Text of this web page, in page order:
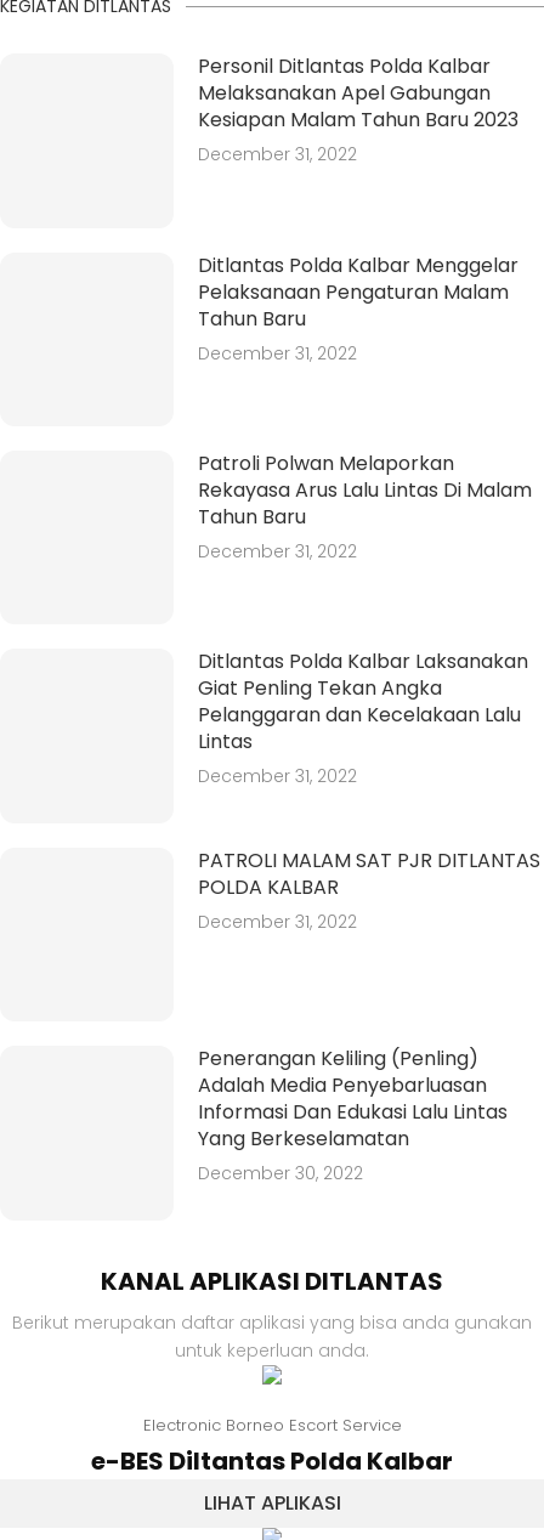
KEGIATAN DITLANTAS
Personil Ditlantas Polda Kalbar
Melaksanakan Apel Gabungan
Kesiapan Malam Tahun Baru 2023
December 31, 2022
Ditlantas Polda Kalbar Menggelar
Pelaksanaan Pengaturan Malam
Tahun Baru
December 31, 2022
Patroli Polwan Melaporkan
Rekayasa Arus Lalu Lintas Di Malam
Tahun Baru
December 31, 2022
Ditlantas Polda Kalbar Laksanakan
Giat Penling Tekan Angka
Pelanggaran dan Kecelakaan Lalu
Lintas
December 31, 2022
PATROLI MALAM SAT PJR DITLANTAS
POLDA KALBAR
December 31, 2022
Penerangan Keliling (Penling)
Adalah Media Penyebarluasan
Informasi Dan Edukasi Lalu Lintas
Yang Berkeselamatan
December 30, 2022
KANAL APLIKASI DITLANTAS
Berikut merupakan daftar aplikasi yang bisa anda gunakan
untuk keperluan anda.
Electronic Borneo Escort Service
e-BES Diltantas Polda Kalbar
LIHAT APLIKASI